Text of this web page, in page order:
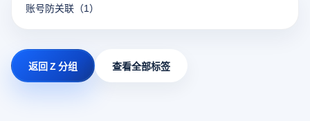
账号防关联 （1）
返回 Z 分组 查看全部标签